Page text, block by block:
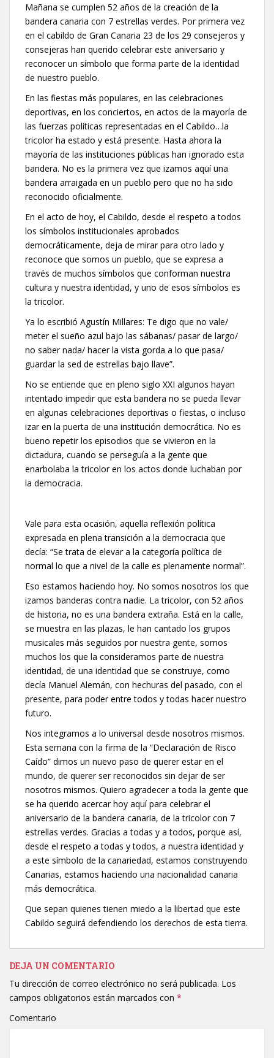
Mañana se cumplen 52 años de la creación de la
bandera canaria con 7 estrellas verdes. Por primera vez
en el cabildo de Gran Canaria 23 de los 29 consejeros y
consejeras han querido celebrar este aniversario y
reconocer un símbolo que forma parte de la identidad
de nuestro pueblo.
En las fiestas más populares, en las celebraciones
deportivas, en los conciertos, en actos de la mayoría de
las fuerzas políticas representadas en el Cabildo…la
tricolor ha estado y está presente. Hasta ahora la
mayoría de las instituciones públicas han ignorado esta
bandera. No es la primera vez que izamos aquí una
bandera arraigada en un pueblo pero que no ha sido
reconocido oficialmente.
En el acto de hoy, el Cabildo, desde el respeto a todos
los símbolos institucionales aprobados
democráticamente, deja de mirar para otro lado y
reconoce que somos un pueblo, que se expresa a
través de muchos símbolos que conforman nuestra
cultura y nuestra identidad, y uno de esos símbolos es
la tricolor.
Ya lo escribió Agustín Millares: Te digo que no vale/
meter el sueño azul bajo las sábanas/ pasar de largo/
no saber nada/ hacer la vista gorda a lo que pasa/
guardar la sed de estrellas bajo llave”.
No se entiende que en pleno siglo XXI algunos hayan
intentado impedir que esta bandera no se pueda llevar
en algunas celebraciones deportivas o fiestas, o incluso
izar en la puerta de una institución democrática. No es
bueno repetir los episodios que se vivieron en la
dictadura, cuando se perseguía a la gente que
enarbolaba la tricolor en los actos donde luchaban por
la democracia.
Vale para esta ocasión, aquella reflexión política
expresada en plena transición a la democracia que
decía: “Se trata de elevar a la categoría política de
normal lo que a nivel de la calle es plenamente normal”.
Eso estamos haciendo hoy. No somos nosotros los que
izamos banderas contra nadie. La tricolor, con 52 años
de historia, no es una bandera extraña. Está en la calle,
se muestra en las plazas, le han cantado los grupos
musicales más seguidos por nuestra gente, somos
muchos los que la consideramos parte de nuestra
identidad, de una identidad que se construye, como
decía Manuel Alemán, con hechuras del pasado, con el
presente, para poder entre todos y todas hacer nuestro
futuro.
Nos integramos a lo universal desde nosotros mismos.
Esta semana con la firma de la “Declaración de Risco
Caído” dimos un nuevo paso de querer estar en el
mundo, de querer ser reconocidos sin dejar de ser
nosotros mismos. Quiero agradecer a toda la gente que
se ha querido acercar hoy aquí para celebrar el
aniversario de la bandera canaria, de la tricolor con 7
estrellas verdes. Gracias a todas y a todos, porque así,
desde el respeto a todas y todos, a nuestra identidad y
a este símbolo de la canariedad, estamos construyendo
Canarias, estamos haciendo una nacionalidad canaria
más democrática.
Que sepan quienes tienen miedo a la libertad que este
Cabildo seguirá defendiendo los derechos de esta tierra.
DEJA UN COMENTARIO
Tu dirección de correo electrónico no será publicada. Los
campos obligatorios están marcados con *
Comentario